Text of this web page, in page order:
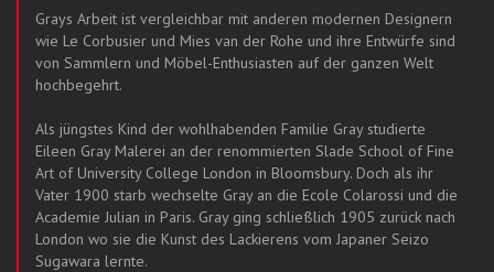
Grays Arbeit ist vergleichbar mit anderen modernen Designern
wie Le Corbusier und Mies van der Rohe und ihre Entwürfe sind
von Sammlern und Möbel-Enthusiasten auf der ganzen Welt
hochbegehrt.
Als jüngstes Kind der wohlhabenden Familie Gray studierte
Eileen Gray Malerei an der renommierten Slade School of Fine
Art of University College London in Bloomsbury. Doch als ihr
Vater 1900 starb wechselte Gray an die Ecole Colarossi und die
Academie Julian in Paris. Gray ging schließlich 1905 zurück nach
London wo sie die Kunst des Lackierens vom Japaner Seizo
Sugawara lernte.